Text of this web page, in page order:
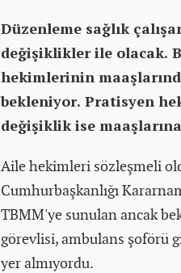
Düzenleme sağlık
değişiklikler ile olacak.
hekimlerinin
bekleniyor. Pratisyen
değişiklik ise
Aile hekimleri sözleşmeli
Cumhurbaşkanlığı
TBMM'ye sunulan ancak
görevlisi, ambulans şoförü
yer almıyordu.